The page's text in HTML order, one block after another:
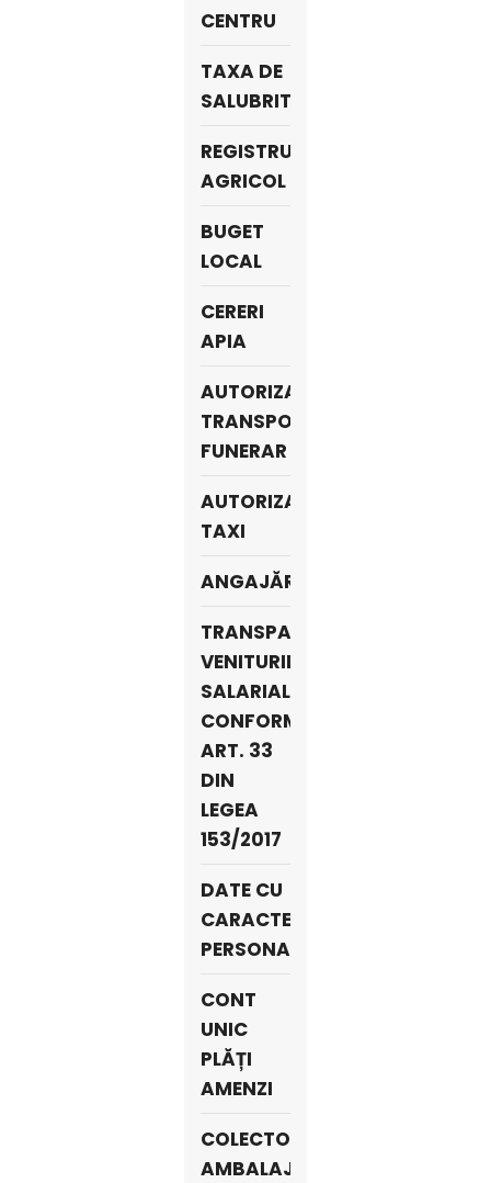
CENTRU
TAXA DE
SALUBRITATE
REGISTRUL
AGRICOL
BUGET
LOCAL
CERERI
APIA
AUTORIZAȚII
TRANSPORT
FUNERAR
AUTORIZAŢII
TAXI
ANGAJĂRI
TRANSPARENTA
VENITURILOR
SALARIALE
CONFORM
ART. 33
DIN
LEGEA
153/2017
DATE CU
CARACTER
PERSONAL
CONT
UNIC
PLĂȚI
AMENZI
COLECTORI
AMBALAJE